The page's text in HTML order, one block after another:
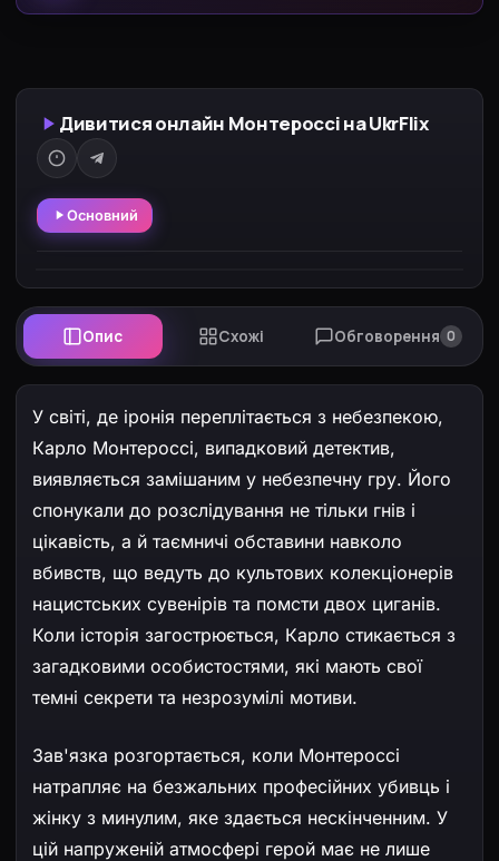
Дивитися онлайн Монтероссі на UkrFlix
Основний
Опис Схожі Обговорення 0
У світі, де іронія переплітається з небезпекою,
Карло Монтероссі, випадковий детектив,
виявляється замішаним у небезпечну гру. Його
спонукали до розслідування не тільки гнів і
цікавість, а й таємничі обставини навколо
вбивств, що ведуть до культових колекціонерів
нацистських сувенірів та помсти двох циганів.
Коли історія загострюється, Карло стикається з
загадковими особистостями, які мають свої
темні секрети та незрозумілі мотиви.
Зав'язка розгортається, коли Монтероссі
натрапляє на безжальних професійних убивць і
жінку з минулим, яке здається нескінченним. У
цій напруженій атмосфері герой має не лише